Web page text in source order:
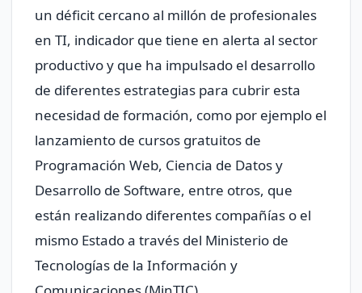
un déficit cercano al millón de profesionales
en TI, indicador que tiene en alerta al sector
productivo y que ha impulsado el desarrollo
de diferentes estrategias para cubrir esta
necesidad de formación, como por ejemplo el
lanzamiento de cursos gratuitos de
Programación Web, Ciencia de Datos y
Desarrollo de Software, entre otros, que
están realizando diferentes compañías o el
mismo Estado a través del Ministerio de
Tecnologías de la Información y